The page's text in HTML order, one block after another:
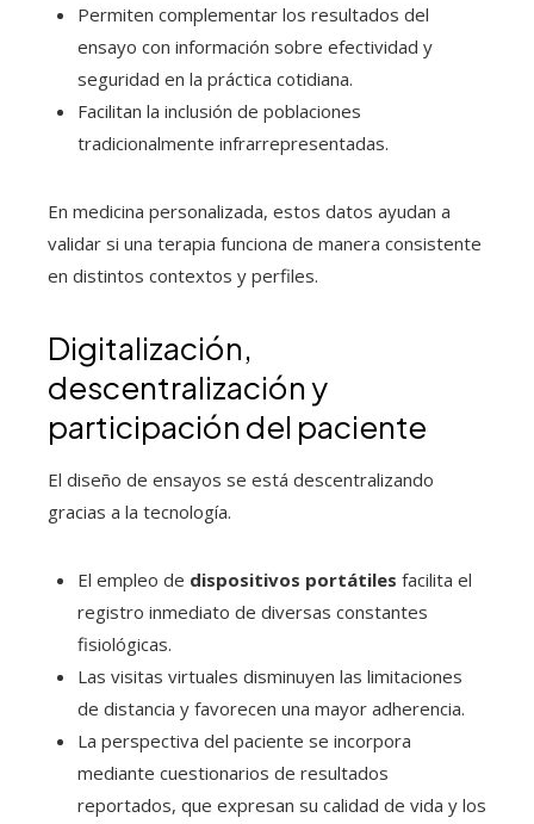
Permiten complementar los resultados del
ensayo con información sobre efectividad y
seguridad en la práctica cotidiana.
Facilitan la inclusión de poblaciones
tradicionalmente infrarrepresentadas.
En medicina personalizada, estos datos ayudan a
validar si una terapia funciona de manera consistente
en distintos contextos y perfiles.
Digitalización,
descentralización y
participación del paciente
El diseño de ensayos se está descentralizando
gracias a la tecnología.
El empleo de dispositivos portátiles facilita el
registro inmediato de diversas constantes
fisiológicas.
Las visitas virtuales disminuyen las limitaciones
de distancia y favorecen una mayor adherencia.
La perspectiva del paciente se incorpora
mediante cuestionarios de resultados
reportados, que expresan su calidad de vida y los